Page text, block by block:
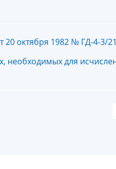
20 октября 1982 № ГД-4-3/
необходимых для